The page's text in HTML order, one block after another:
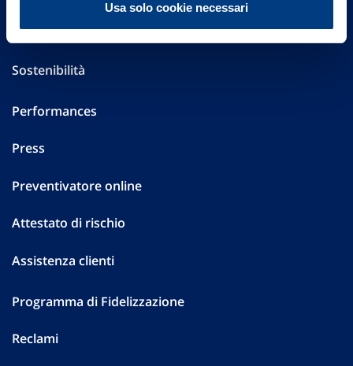
Usa solo cookie necessari
Altre informazioni
Sostenibilità
Performances
Press
Preventivatore online
Attestato di rischio
Assistenza clienti
Programma di Fidelizzazione
Reclami